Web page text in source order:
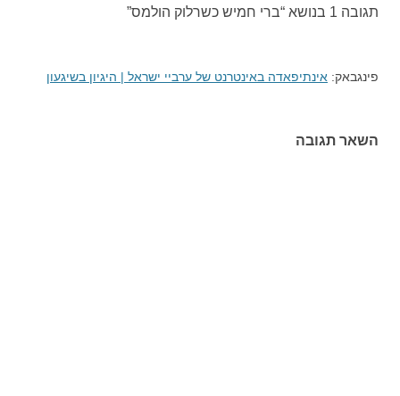
תגובה 1 בנושא “ ברי חמיש כשרלוק הולמס”
פינגבאק: אינתיפאדה באינטרנט של ערביי ישראל | היגיון בשיגעון
השאר תגובה